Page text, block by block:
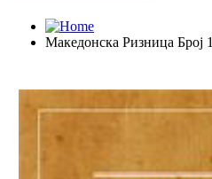
Македонска Ризница Број 1